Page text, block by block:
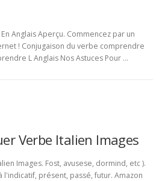
Anglais Aperçu. Commencez par un
! Conjugaison du verbe comprendre
L Anglais Nos Astuces Pour …
Verbe Italien Images
Images. Fost, avusese, dormind, etc ).
présent, passé, futur. Amazon